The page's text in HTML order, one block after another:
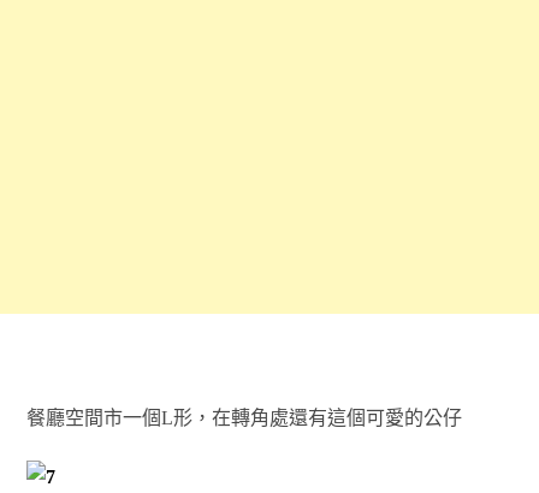
餐廳空間市一個L形，在轉角處還有這個可愛的公仔